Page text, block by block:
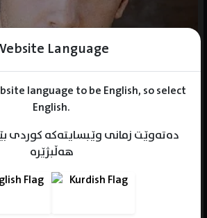
Language
language to be English, so select
English.
دەتەوێت زمانی وێبسایتەکە کوردی
هەڵبژێرە